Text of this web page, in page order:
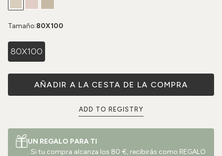
Tamaño:80X100
80X100
AÑADIR A LA CESTA DE LA COMPRA
ADD TO REGISTRY
UN REGALO PARA TI
. Si tu compra alcanza los 80 €, recibirás como REGALO